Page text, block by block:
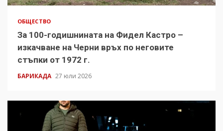
ОБЩЕСТВО
За 100-годишнината на Фидел Кастро –
изкачване на Черни връх по неговите
стъпки от 1972 г.
БАРИКАДА 27 юли 2026